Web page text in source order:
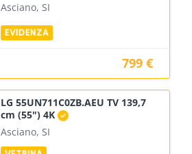
Asciano, SI
799 €
LG 55UN711C0ZB.AEU TV 139,7
cm (55") 4K
Asciano, SI